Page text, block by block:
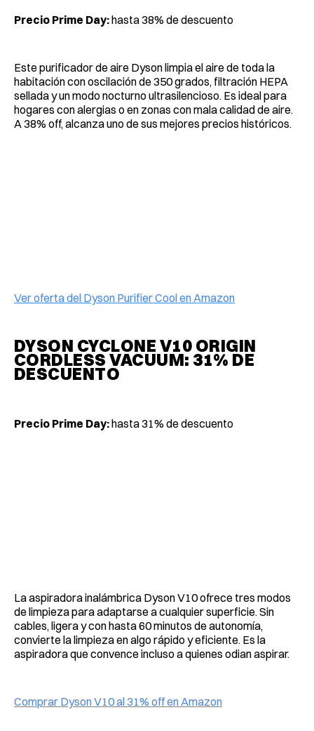
Precio Prime Day:hasta 38% de descuento
Este purificador de aire Dyson limpia el aire de toda la
habitación con oscilación de 350 grados, filtración HEPA
sellada y un modo nocturno ultrasilencioso. Es ideal para
hogares con alergias o en zonas con mala calidad de aire.
A 38% off, alcanza uno de sus mejores precios históricos.
Ver oferta del Dyson Purifier Cool en Amazon
DYSON CYCLONE V10 ORIGIN
CORDLESS VACUUM: 31% DE
DESCUENTO
Precio Prime Day:hasta 31% de descuento
La aspiradora inalámbrica Dyson V10 ofrece tres modos
de limpieza para adaptarse a cualquier superficie. Sin
cables, ligera y con hasta 60 minutos de autonomía,
convierte la limpieza en algo rápido y eficiente. Es la
aspiradora que convence incluso a quienes odian aspirar.
Comprar Dyson V10 al 31% off en Amazon